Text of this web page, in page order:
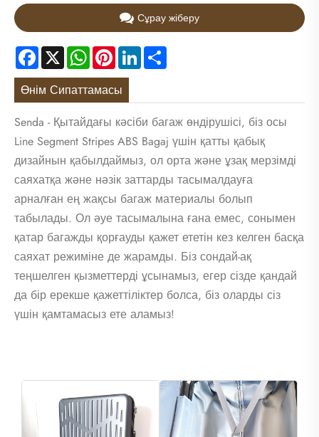
Сұрау жіберу
Facebook
X WhatsApp
PinterestLinkedIn
Өнім Сипаттамасы
Senda - Қытайдағы кәсіби багаж өндірушісі, біз осы
Line Segment Stripes ABS Bagaj үшін қатты қабық
дизайнын қабылдаймыз, ол орта және ұзақ мерзімді
саяхатқа және нәзік заттарды тасымалдауға
арналған ең жақсы багаж материалы болып
табылады. Ол әуе тасымалына ғана емес, сонымен
қатар багажды қорғауды қажет ететін кез келген басқа
саяхат режиміне де жарамды. Біз сондай-ақ
теңшелген қызметтерді ұсынамыз, егер сізде қандай
да бір ерекше қажеттіліктер болса, біз оларды сіз
үшін қамтамасыз ете аламыз!